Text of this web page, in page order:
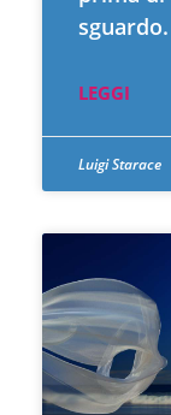
sguardo.
LEGGI
Luigi Starace